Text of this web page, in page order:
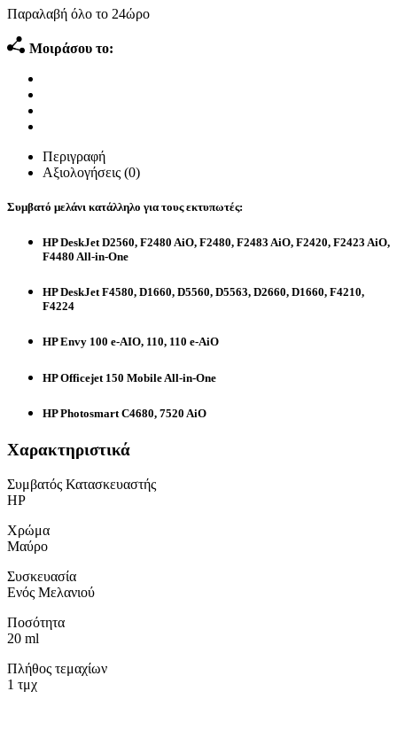
Παραλαβή όλο το 24ώρο
Μοιράσου το:
Περιγραφή
Αξιολογήσεις (0)
Συμβατό μελάνι κατάλληλο για τους εκτυπωτές:
HP DeskJet D2560, F2480 AiO, F2480, F2483 AiO, F2420, F2423 AiO,
F4480 All-in-One
HP DeskJet F4580, D1660, D5560, D5563, D2660, D1660, F4210,
F4224
HP Envy 100 e-AIO, 110, 110 e-AiO
HP Officejet 150 Mobile All-in-One
HP Photosmart C4680, 7520 AiO
Χαρακτηριστικά
Συμβατός Κατασκευαστής
HP
Χρώμα
Μαύρο
Συσκευασία
Ενός Μελανιού
Ποσότητα
20 ml
Πλήθος τεμαχίων
1 τμχ